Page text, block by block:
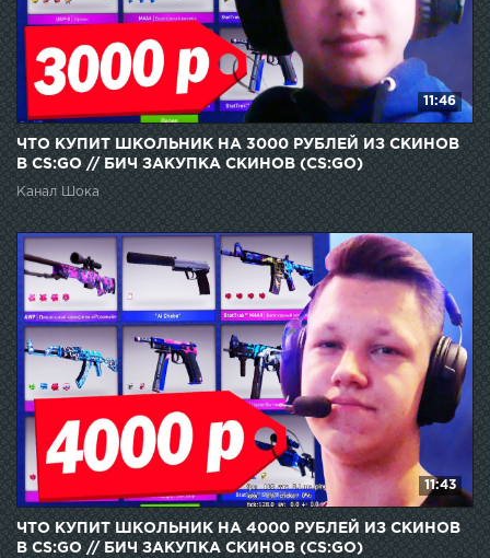
11:46
ЧТО КУПИТ ШКОЛЬНИК НА 3000 РУБЛЕЙ ИЗ СКИНОВ
В CS:GO // БИЧ ЗАКУПКА СКИНОВ (CS:GO)
Канал Шока
11:43
ЧТО КУПИТ ШКОЛЬНИК НА 4000 РУБЛЕЙ ИЗ СКИНОВ
В CS:GO // БИЧ ЗАКУПКА СКИНОВ (CS:GO)